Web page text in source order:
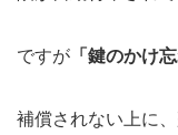
ですが 「鍵のかけ
補償されない上に